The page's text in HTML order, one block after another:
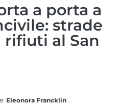
a porta a
strade
rifiuti al San
Eleonora Francklin